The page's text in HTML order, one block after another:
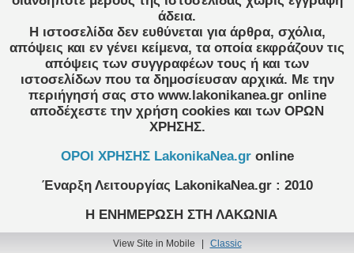
άδεια.
Η ιστοσελίδα δεν ευθύνεται για άρθρα, σχόλια,
απόψεις και εν γένει κείμενα, τα οποία εκφράζουν τις
απόψεις των συγγραφέων τους ή και των
ιστοσελίδων που τα δημοσίευσαν αρχικά. Με την
περιήγησή σας στο www.lakonikanea.gr online
αποδέχεστε την χρήση cookies και των ΟΡΩΝ
ΧΡΗΣΗΣ.
OPOI XΡΗΣΗΣ LakonikaNea.gr online
Έναρξη Λειτουργίας LakonikaNea.gr : 2010
Η ΕΝΗΜΕΡΩΣΗ ΣΤΗ ΛΑΚΩΝΙΑ
View Site in Mobile Classic